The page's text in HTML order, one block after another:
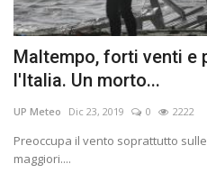
Maltempo, forti venti e
l'Italia. Un morto...
UP Meteo Dic 23, 2019 0 2222
Preoccupa il vento soprattutto
maggiori....